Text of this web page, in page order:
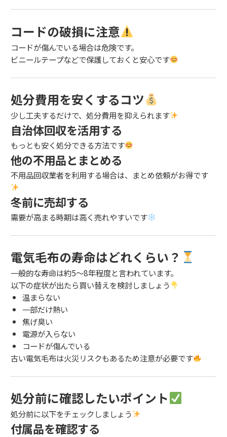
コードの破損に注意
コードが傷んでいる場合は危険です。
ビニールテープなどで保護しておくと安心です
処分費用を安くするコツ
少し工夫するだけで、処分費用を抑えられます
自治体回収を活用する
もっとも安く処分できる方法です
他の不用品とまとめる
不用品回収業者を利用する場合は、まとめ依頼がお得です
冬前に売却する
需要が高まる時期は高く売れやすいです
電気毛布の寿命はどれくらい？
一般的な寿命は約5〜8年程度と言われています。
以下の症状が出たら買い替えを検討しましょう
温まらない
一部だけ熱い
焦げ臭い
電源が入らない
コードが傷んでいる
古い電気毛布は火災リスクもあるため注意が必要です
処分前に確認したいポイント
処分前に以下をチェックしましょう
付属品を確認する